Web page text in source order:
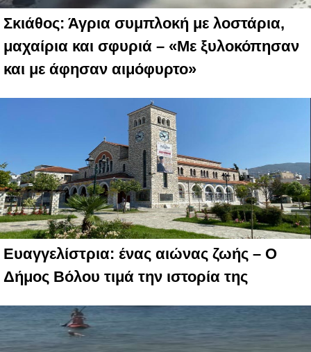
Σκιάθος: Άγρια συμπλοκή με λοστάρια,
μαχαίρια και σφυριά – «Με ξυλοκόπησαν
και με άφησαν αιμόφυρτο»
Ευαγγελίστρια: ένας αιώνας ζωής – Ο
Δήμος Βόλου τιμά την ιστορία της